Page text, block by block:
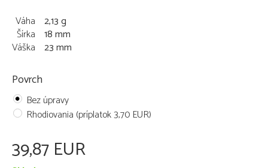
Váha 2,13 g
Šírka 18 mm
Váška 23 mm
Povrch
Bez úpravy
Rhodiovania (príplatok 3,70 EUR)
39,87 EUR